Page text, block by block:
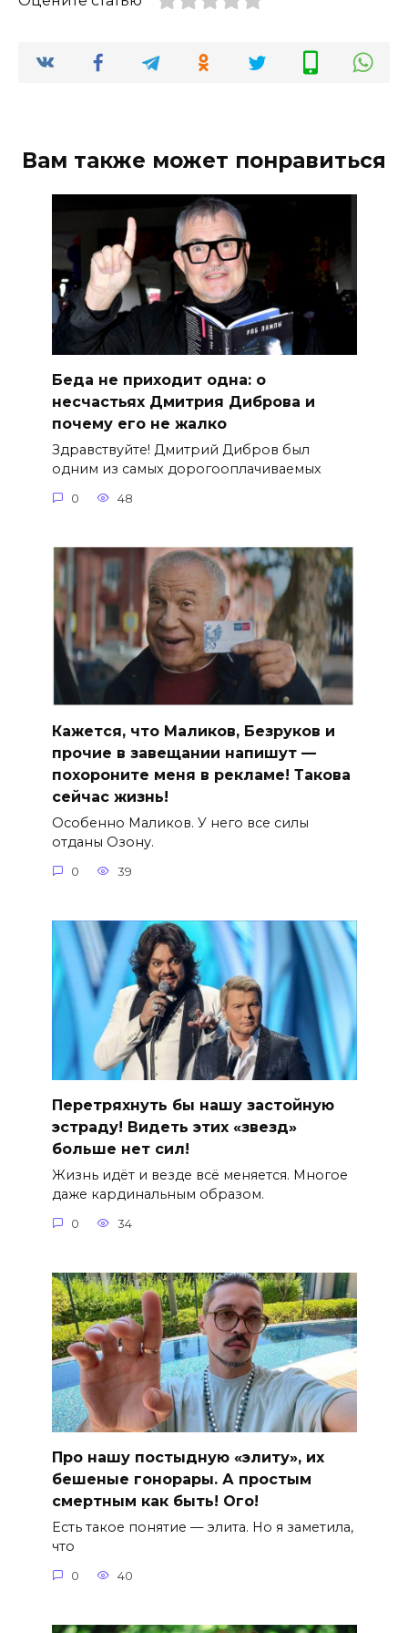
Вам также может понравиться
Беда не приходит одна: о
несчастьях Дмитрия Диброва и
почему его не жалко
Здравствуйте! Дмитрий Дибров был
одним из самых дорогооплачиваемых
0 48
Кажется, что Маликов, Безруков и
прочие в завещании напишут —
похороните меня в рекламе! Такова
сейчас жизнь!
Особенно Маликов. У него все силы
отданы Озону.
0 39
Перетряхнуть бы нашу застойную
эстраду! Видеть этих «звезд»
больше нет сил!
Жизнь идёт и везде всё меняется. Многое
даже кардинальным образом.
0 34
Про нашу постыдную «элиту», их
бешеные гонорары. А простым
смертным как быть! Ого!
Есть такое понятие — элита. Но я заметила,
что
0 40